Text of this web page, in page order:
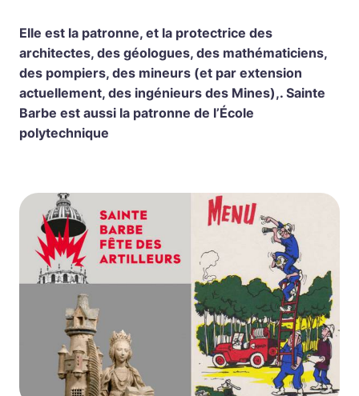
Elle est la patronne, et la protectrice des
architectes, des géologues, des mathématiciens,
des pompiers, des mineurs (et par extension
actuellement, des ingénieurs des Mines),. Sainte
Barbe est aussi la patronne de l’École
polytechnique